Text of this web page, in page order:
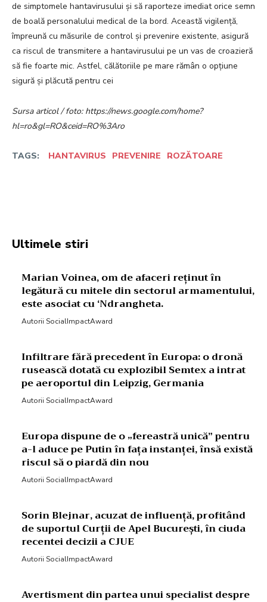
de simptomele hantavirusului și să raporteze imediat orice semn
de boală personalului medical de la bord. Această vigilență,
împreună cu măsurile de control și prevenire existente, asigură
ca riscul de transmitere a hantavirusului pe un vas de croazieră
să fie foarte mic. Astfel, călătoriile pe mare rămân o opțiune
sigură și plăcută pentru cei
Sursa articol / foto: https://news.google.com/home?
hl=ro&gl=RO&ceid=RO%3Aro
TAGS: HANTAVIRUS PREVENIRE ROZĂTOARE
Ultimele stiri
Marian Voinea, om de afaceri reținut în
legătură cu mitele din sectorul armamentului,
este asociat cu ‘Ndrangheta.
Autorii SocialImpactAward
Infiltrare fără precedent în Europa: o dronă
rusească dotată cu explozibil Semtex a intrat
pe aeroportul din Leipzig, Germania
Autorii SocialImpactAward
Europa dispune de o „fereastră unică” pentru
a-l aduce pe Putin în fața instanței, însă există
riscul să o piardă din nou
Autorii SocialImpactAward
Sorin Blejnar, acuzat de influență, profitând
de suportul Curții de Apel București, în ciuda
recentei decizii a CJUE
Autorii SocialImpactAward
Avertisment din partea unui specialist despre